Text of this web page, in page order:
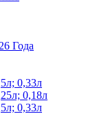
Года
0,33л
0,18л
0,33л